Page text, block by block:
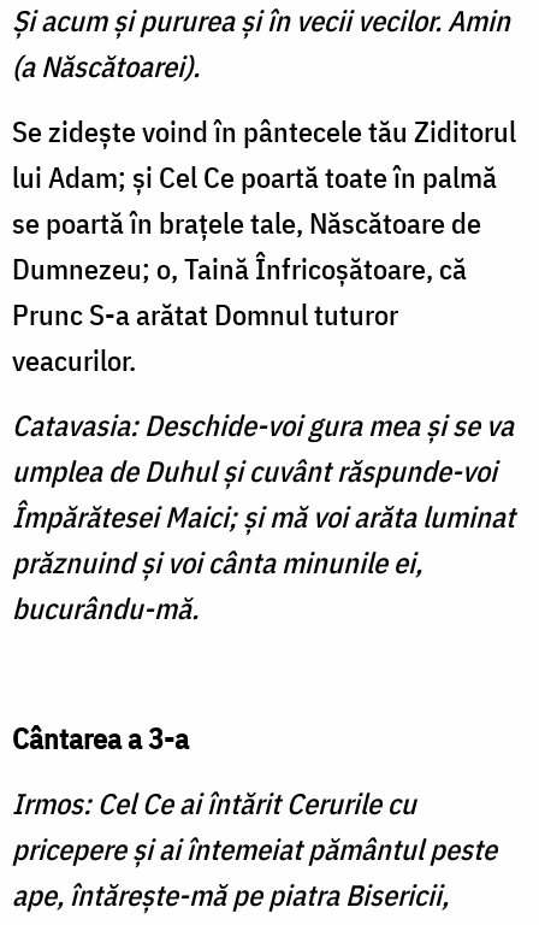
Şi acum şi pururea şi în vecii vecilor. Amin
(a Născătoarei).
Se zideşte voind în pântecele tău Ziditorul
lui Adam; şi Cel Ce poartă toate în palmă
se poar­tă în braţele tale, Născătoare de
Dumnezeu; o, Taină Înfricoşă­toare, că
Prunc S-a arătat Dom­nul tuturor
veacurilor.
Catavasia: Deschide-voi gura mea şi se va
umplea de Duhul şi cuvânt răspunde-voi
Împără­tesei Maici; şi mă voi arăta luminat
prăznuind şi voi cânta minunile ei,
bucurându-mă.
Cântarea a 3-a
Irmos: Cel Ce ai întărit Cerurile cu
pricepere şi ai întemeiat pământul peste
ape, întăreşte-mă pe piatra Bisericii,